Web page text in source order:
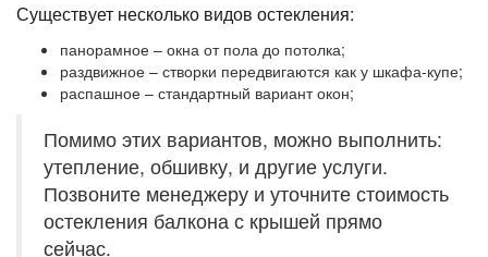
Существует несколько видов остекления:
панорамное – окна от пола до потолка;
раздвижное – створки передвигаются как у шкафа-купе;
распашное – стандартный вариант окон;
Помимо этих вариантов, можно выполнить:
утепление, обшивку, и другие услуги.
Позвоните менеджеру и уточните стоимость
остекления балкона с крышей прямо
сейчас.